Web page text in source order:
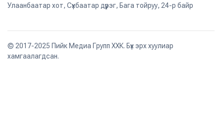
Улаанбаатар хот, Сүхбаатар дүүрэг, Бага тойруу, 24-р байр
© 2017-2025 Пийк Медиа Групп ХХК. Бүх эрх хуулиар
хамгаалагдсан.